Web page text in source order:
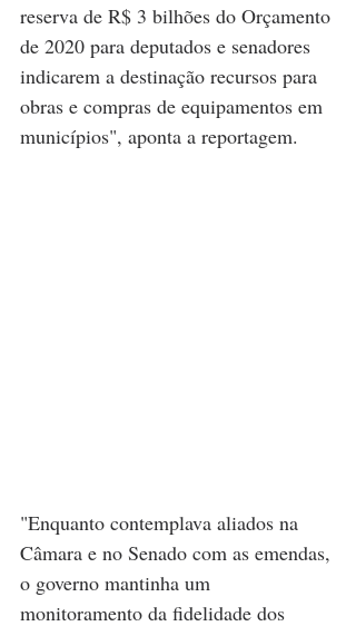
reserva de R$ 3 bilhões do Orçamento
de 2020 para deputados e senadores
indicarem a destinação recursos para
obras e compras de equipamentos em
municípios", aponta a reportagem.
"Enquanto contemplava aliados na
Câmara e no Senado com as emendas,
o governo mantinha um
monitoramento da fidelidade dos